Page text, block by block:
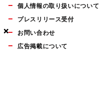
×
×
×
個人情報の取り扱いについて
プレスリリース受付
お問い合わせ
広告掲載について